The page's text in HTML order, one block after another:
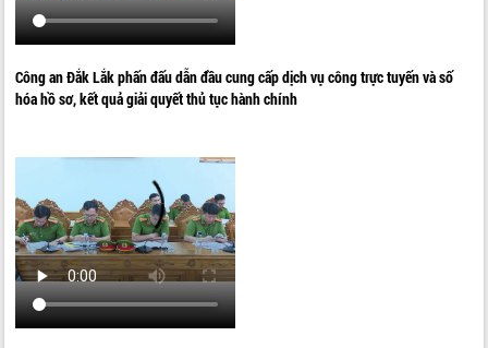
Công an Đắk Lắk phấn đấu dẫn đầu cung cấp dịch vụ công trực tuyến và số
hóa hồ sơ, kết quả giải quyết thủ tục hành chính